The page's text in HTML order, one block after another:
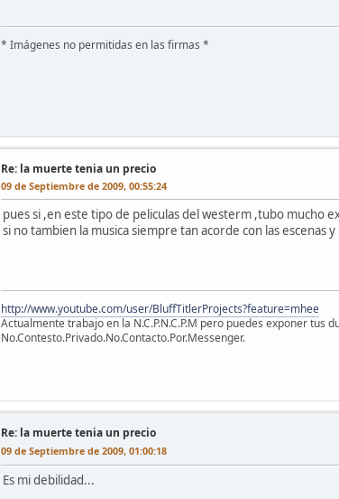
* Imágenes no permitidas en las firmas *
Re: la muerte tenia un precio
09 de Septiembre de 2009, 00:55:24
pues si ,en este tipo de peliculas del westerm ,tubo mucho
si no tambien la musica siempre tan acorde con las
http://www.youtube.com/user/BluffTitlerProjects?feature=mhee
Actualmente trabajo en la N.C.P.N.C.P.M pero puedes exponer tus
No.Contesto.Privado.No.Contacto.Por.Messenger.
Re: la muerte tenia un precio
09 de Septiembre de 2009, 01:00:18
Es mi debilidad...